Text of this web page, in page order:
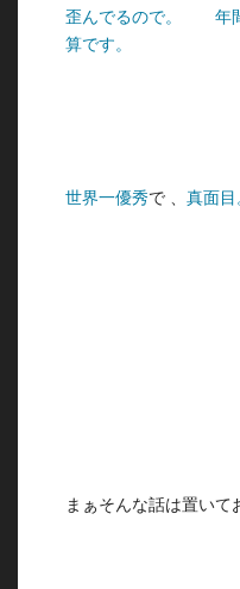
歪んでるので。
年
算です。
世界一優秀で 、 真面目。
まぁそんな話は置いて